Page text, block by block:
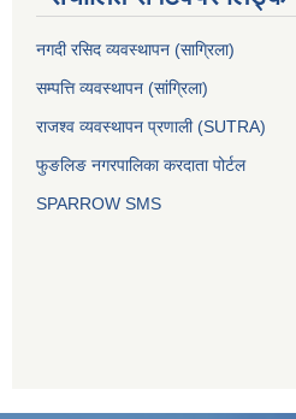
नगदी रसिद व्यवस्थापन (साग्रिला)
सम्पत्ति व्यवस्थापन (सांग्रिला)
राजश्व व्यवस्थापन प्रणाली (SUTRA)
फुङलिङ नगरपालिका करदाता पोर्टल
SPARROW SMS